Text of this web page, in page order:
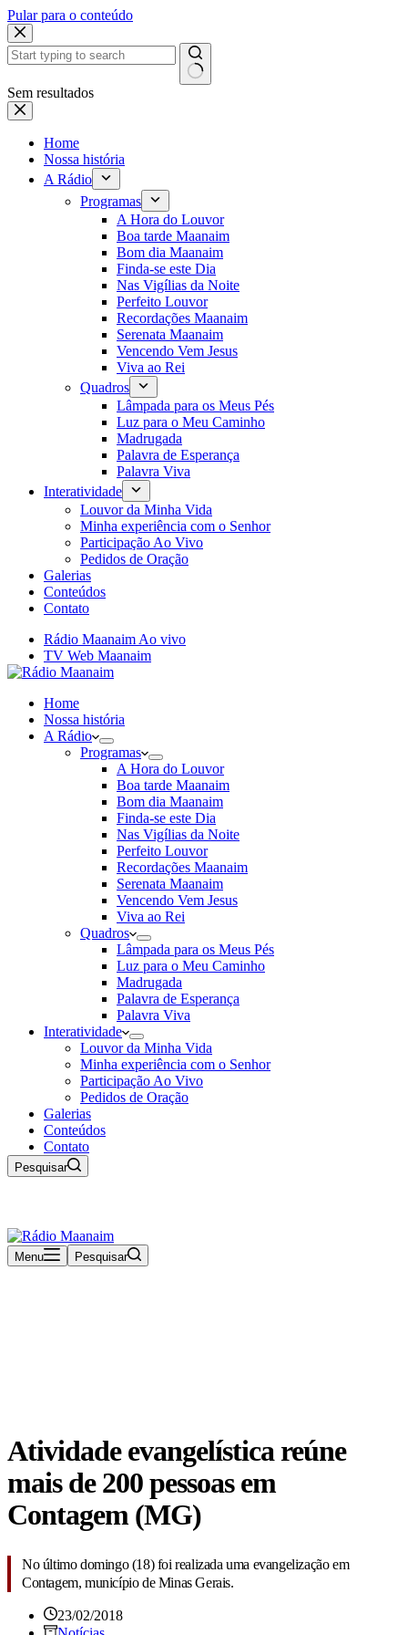
Pular para o conteúdo
Sem resultados
Home
Nossa história
A Rádio
Programas
A Hora do Louvor
Boa tarde Maanaim
Bom dia Maanaim
Finda-se este Dia
Nas Vigílias da Noite
Perfeito Louvor
Recordações Maanaim
Serenata Maanaim
Vencendo Vem Jesus
Viva ao Rei
Quadros
Lâmpada para os Meus Pés
Luz para o Meu Caminho
Madrugada
Palavra de Esperança
Palavra Viva
Interatividade
Louvor da Minha Vida
Minha experiência com o Senhor
Participação Ao Vivo
Pedidos de Oração
Galerias
Conteúdos
Contato
Rádio Maanaim Ao vivo
TV Web Maanaim
Home
Nossa história
A Rádio
Programas
A Hora do Louvor
Boa tarde Maanaim
Bom dia Maanaim
Finda-se este Dia
Nas Vigílias da Noite
Perfeito Louvor
Recordações Maanaim
Serenata Maanaim
Vencendo Vem Jesus
Viva ao Rei
Quadros
Lâmpada para os Meus Pés
Luz para o Meu Caminho
Madrugada
Palavra de Esperança
Palavra Viva
Interatividade
Louvor da Minha Vida
Minha experiência com o Senhor
Participação Ao Vivo
Pedidos de Oração
Galerias
Conteúdos
Contato
Pesquisar
Menu
Pesquisar
Atividade evangelística reúne
mais de 200 pessoas em
Contagem (MG)
No último domingo (18) foi realizada uma evangelização em
Contagem, município de Minas Gerais.
23/02/2018